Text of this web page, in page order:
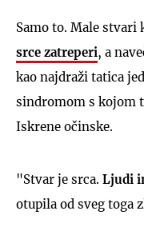
Samo to. Male stvari
srce zatreperi, a
kao najdraži tatica
sindromom s kojom
Iskrene očinske.
"Stvar je srca. Ljudi
otupila od sveg toga